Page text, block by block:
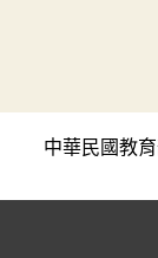
中華民國教